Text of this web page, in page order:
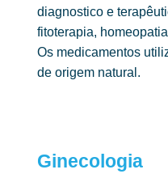
diagnostico e
fitoterapia,
Os medicamentos
de origem natural.
Ginecologia